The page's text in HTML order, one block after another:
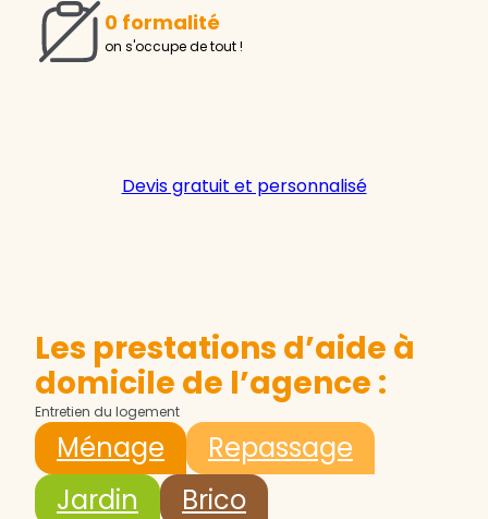
0 formalité
on s'occupe de tout !
Devis gratuit et personnalisé
Les prestations d’aide à
domicile de l’agence :
Entretien du logement
Ménage
Repassage
Jardin
Brico